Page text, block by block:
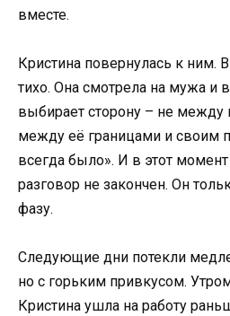
вместе.
Кристина повернулась к ним.
тихо. Она смотрела на мужа и
выбирает сторону – не между
между её границами и своим
всегда было». И в этот момент
разговор не закончен. Он
фазу.
Следующие дни потекли
но с горьким привкусом.
Кристина ушла на работу